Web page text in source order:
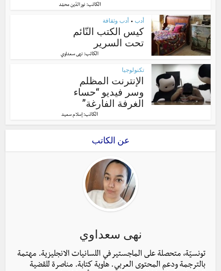
الكاتب:نور الدّين محمّد
أدب • أدب وثقافة
كيس الكتب النّائم
تحت السرير
الكاتب: نهى سعداوي
تكنولوجيا
الإنترنت المظلم
وسر فيديو “حساء
الغرفة الفارغة”
الكاتب: إسلام سعيد
عن الكاتب
نهى سعداوي
تونسيّة، متحصلة على الماجستير في اللسانيات الانجليزية. مهتمة
بالترجمة ودعم المحتوى العربي. هاوية كتابة. مناصرة للقضية